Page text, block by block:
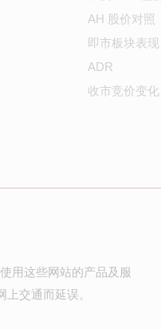
AH 股价对照
即市板块表现
ADR
收市竞价变化
用这些网站的产品及服
交通而延误。